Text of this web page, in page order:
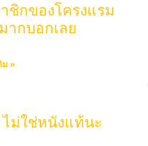
ชิกของโครงแรม
ากบอกเลย
ม »
ไม่ใช่หนังแท้นะ